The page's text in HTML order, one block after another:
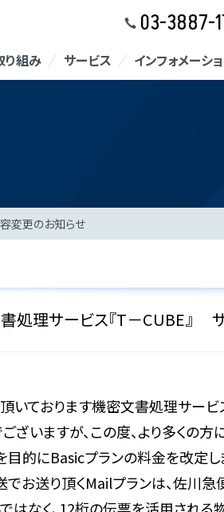
03-3887-
り組み サービス インフォメーシ
変更のお知らせ
処理サービス『T－CUBE』
いております機密文書処理サービ
ございますが、この度、より多くの方
目的にBasicプランの料金を改定し
でお送り頂くMailプランは、佐川